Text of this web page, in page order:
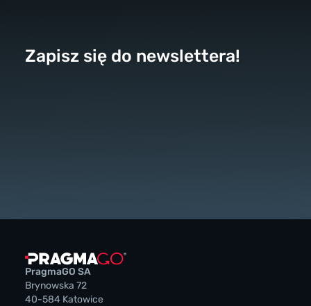
Zapisz się do newslettera!
PragmaGO SA
Brynowska 72
40-584 Katowice